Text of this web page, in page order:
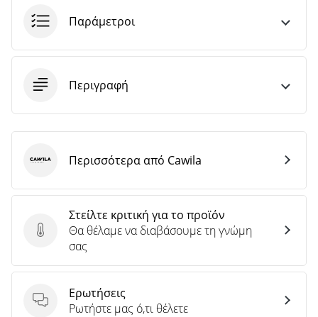
Παράμετροι
Περιγραφή
Στείλτε κριτική για το προϊόν
Στείλτε κριτική για το προϊόν
Θα θέλαμε να διαβάσουμε τη γνώμη
σας
Ερωτήσεις
Ερωτήσεις
Ρωτήστε μας ό,τι θέλετε
CawilaΠερισσότερα από Cawila